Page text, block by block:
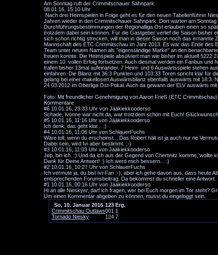
Am Sonntag ruft der Crimmitschauer Sahnpark
08.01.16, 15:10 Uhr
Nach drei Heimspielen in Folge geht es für den neuen Tabellenführer
Jahren wieder in den Crimmitschauer Sahnpark. Dort warten am
Durchführungsbestimmungen der Regionalliga Ost erlauben einen so
trotzdem dabei sein können. Für die Gastgeber verlief die Saison bisher
sich schon richtig strecken, will man in dieser Saison noch das
Mannschaft des ETC Crimmitschau im Jahr 2013. Es war das Ende des
Team unter neuem Namen als "eigenständige Marke" an den
freuen konnte. Die Heimspiele absolviert man wie bisher im aktuell 5222
einem 10. vollen Erfolg fortsetzen. Auch diesmal werden ein Fanbus
trafen bisher 13mal aufeinander. 7 Heim- und 6 Auswärtsspiele stehen
einfahren. Die Bilanz mit 36:3 Punkten und 103:33 Toren spricht klar für
gelang bei einer makellosen Auswärtsbilanz ebenfalls auswärts mit 18:3.
24.03.2012 im Oberliga Ost-Pokal. Auch da gewann der ELV auswärts
Foto: Mit freundlicher Genehmigung von Aaron Frieß (ETC Crimmitschau)
Kommentare
#6 10.01.16, 23:33 Uhr von Jääkiekkooderso
Schade, Ivonne war nicht da, war trotzdem schön mit Euch!
#5 10.01.16, 11:16 Uhr von Jääkiekkooderso
Ich denk, das geht klar... :)
#4 10.01.16, 11:06 Uhr von SchlauerFuchs
Wäre toll, wenn du erscheinst... Das Robert hält ist ja auch nur ne
Dabei sein, wird Ivi aber bestimmt. ;-)
#3 10.01.16, 11:03 Uhr von Jääkiekkooderso
Jep, bin ich. :) Und da ich aus der Gegend von Chemnitz komme, wollte
Dank für Deine Antwort! :) Ich werd mich bessern... :)
#2 10.01.16, 10:27 Uhr von SchlauerFuchs
Ich vermute ja, du bist Ivi-Fan :-), aber ich gehe davon aus, dass heute
entsprechenden Forumsbeitrag. Da bekommst du schneller eine
#1 10.01.16, 00:16 Uhr von Jääkiekkooderso
Hi an alle Nieskyer, darf ich fragen, wer bei Euch morgen im Tor steht?
Um einen Kommentar abgeben zu können, musst du eingeloggt sein.
So, 10. Januar 2016 123 Erg.
Crimmitschau Outlaws001 1
Tornado Niesky
124 7